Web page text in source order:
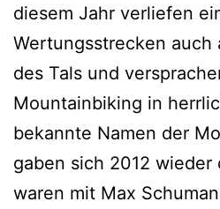
diesem Jahr verliefen
Wertungsstrecken auch
des Tals und
Mountainbiking in
bekannte Namen der
gaben sich 2012 wieder
waren mit Max